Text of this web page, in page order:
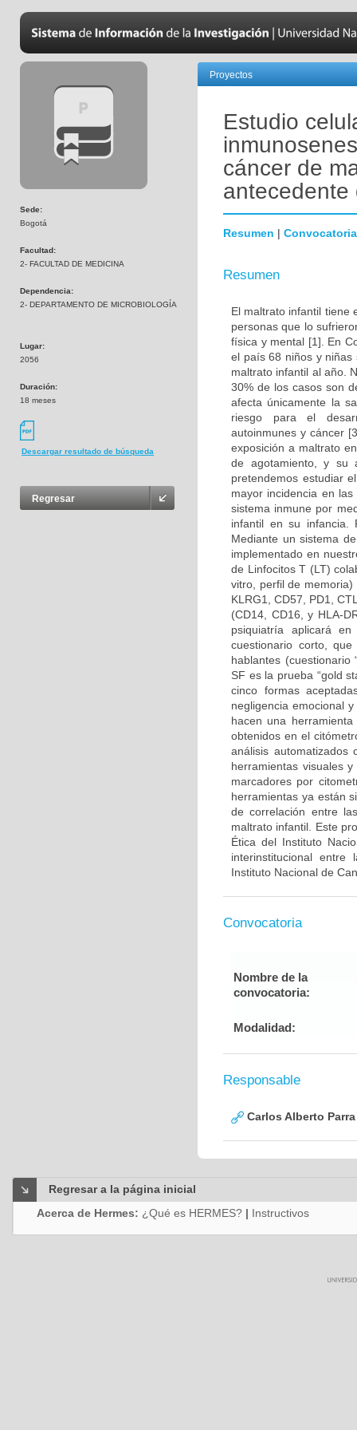
Sede:
Bogotá
Facultad:
2- FACULTAD DE MEDICINA
Dependencia:
2- DEPARTAMENTO DE MICROBIOLOGÍA
Lugar:
2056
Duración:
18 meses
Descargar resultado de búsqueda
Regresar
Proyectos
Estudio
cáncer de
antecedente
Resumen | Convocatoria
Resumen
El maltrato infantil tiene
personas que lo
física y mental [1]. En
el país 68 niños y
maltrato infantil al año.
30% de los casos son
afecta únicamente la
riesgo para el
autoinmunes y cáncer
exposición a maltrato
de agotamiento, y su
pretendemos estudiar
mayor incidencia en
sistema inmune por
infantil en su infancia.
Mediante un sistema
implementado en
de Linfocitos T (LT)
vitro, perfil de
KLRG1, CD57, PD1,
(CD14, CD16, y HLA-
psiquiatría aplicará
cuestionario corto,
hablantes (cuestionario
SF es la prueba “gold
cinco formas
negligencia emocional
hacen una
obtenidos en el
análisis automatizados
herramientas visuales
marcadores por
herramientas ya están
de correlación entre
maltrato infantil. Este
Ética del Instituto
interinstitucional entre
Instituto Nacional de
Convocatoria
Nombre de la
convocatoria:
Modalidad:
Responsable
Carlos Alberto
Regresar a la página inicial
Acerca de Hermes: ¿Qué es HERMES? | Instructivos